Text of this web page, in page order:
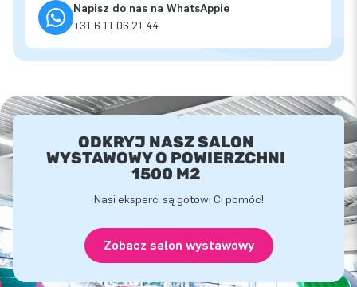
Napisz do nas na WhatsAppie
+31 6 11 06 21 44
ODKRYJ NASZ SALON
WYSTAWOWY O POWIERZCHNI
1500 M2
Nasi eksperci są gotowi Ci pomóc!
Zobacz salon wystawowy